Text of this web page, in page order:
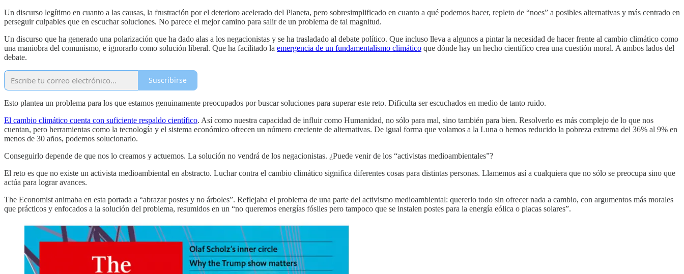
Un discurso legítimo en cuanto a las causas, la frustración por el deterioro acelerado del Planeta, pero sobresimplificado en cuanto a qué podemos hacer, repleto de “noes” a posibles alternativas y más centrado en
perseguir culpables que en escuchar soluciones. No parece el mejor camino para salir de un problema de tal magnitud.
Un discurso que ha generado una polarización que ha dado alas a los negacionistas y se ha trasladado al debate político. Que incluso lleva a algunos a pintar la necesidad de hacer frente al cambio climático como
una maniobra del comunismo, e ignorarlo como solución liberal. Que ha facilitado la emergencia de un fundamentalismo climático que dónde hay un hecho científico crea una cuestión moral. A ambos lados del
debate.
Suscribirse
Esto plantea un problema para los que estamos genuinamente preocupados por buscar soluciones para superar este reto. Dificulta ser escuchados en medio de tanto ruido.
El cambio climático cuenta con suficiente respaldo científico. Así como nuestra capacidad de influir como Humanidad, no sólo para mal, sino también para bien. Resolverlo es más complejo de lo que nos
cuentan, pero herramientas como la tecnología y el sistema económico ofrecen un número creciente de alternativas. De igual forma que volamos a la Luna o hemos reducido la pobreza extrema del 36% al 9% en
menos de 30 años, podemos solucionarlo.
Conseguirlo depende de que nos lo creamos y actuemos. La solución no vendrá de los negacionistas. ¿Puede venir de los “activistas medioambientales”?
El reto es que no existe un activista medioambiental en abstracto. Luchar contra el cambio climático significa diferentes cosas para distintas personas. Llamemos así a cualquiera que no sólo se preocupa sino que
actúa para lograr avances.
The Economist animaba en esta portada a “abrazar postes y no árboles”. Reflejaba el problema de una parte del activismo medioambiental: quererlo todo sin ofrecer nada a cambio, con argumentos más morales
que prácticos y enfocados a la solución del problema, resumidos en un “no queremos energías fósiles pero tampoco que se instalen postes para la energía eólica o placas solares”.